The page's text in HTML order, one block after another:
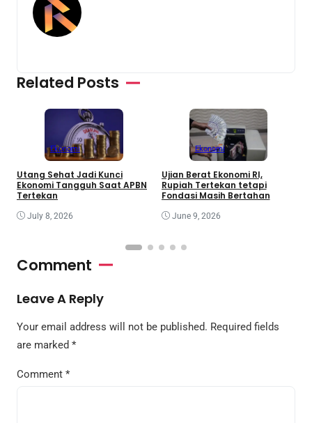
Related Posts
Ekonomi
Utang Sehat Jadi Kunci
Ekonomi Tangguh Saat APBN
Tertekan
July 8, 2026
Ekonomi
Ujian Berat Ekonomi RI,
Rupiah Tertekan tetapi
Fondasi Masih Bertahan
June 9, 2026
Comment
Leave A Reply
Your email address will not be published. Required fields
are marked *
Comment *